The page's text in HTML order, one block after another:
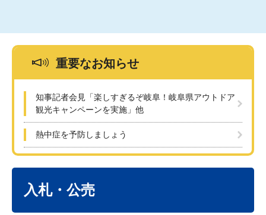
重要なお知らせ
知事記者会見「楽しすぎるぞ岐阜！岐阜県アウトドア
観光キャンペーンを実施」他
熱中症を予防しましょう
入札・公売